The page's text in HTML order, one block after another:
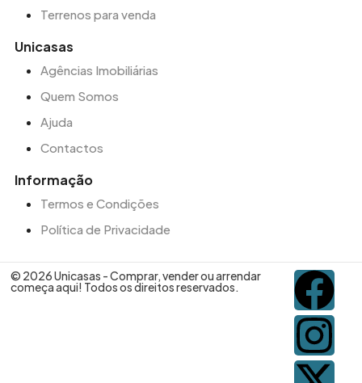
Terrenos para venda
Unicasas
Agências Imobiliárias
Quem Somos
Ajuda
Contactos
Informação
Termos e Condições
Política de Privacidade
© 2026 Unicasas - Comprar, vender ou arrendar
começa aqui! Todos os direitos reservados.